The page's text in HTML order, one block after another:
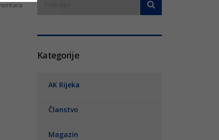
Kategorije
AK Rijeka
Članstvo
Magazin